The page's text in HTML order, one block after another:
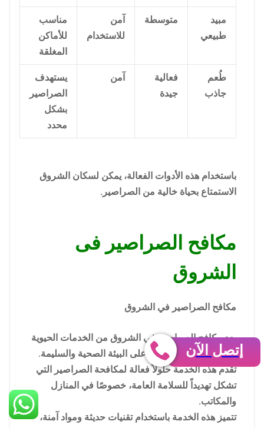
مبيد
طبيعي
متوسطة
آمن
للاستخدام
مناسب
للأماكن
المغلقة
طُعم
جاذب
فعالية
جيدة
آمن
يستهدف
الصراصير
بشكل
محدد
باستخدام هذه الأدوات الفعالة، يمكن لسكان الشروق
الاستمتاع بحياة خالية من الصراصير.
مكافح الصراصير فى
الشروق
مكافح الصراصير في الشروق
يعد مكافح الصراصير في الشروق من الخدمات الحيوية
التي تساهم في الحفاظ على البيئة الصحية والسليمة.
تقدم هذه الخدمة حلولاً فعالة لمكافحة الصراصير التي
تشكل تهديداً للسلامة العامة، خصوصًا في المنازل
والمكاتب.
تتميز هذه الخدمة باستخدام تقنيات حديثة ومواد آمنة،
إتصل الآن